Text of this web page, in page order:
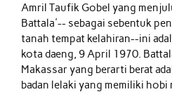
Amril Taufik Gobelyang
Battala'-- sebagai sebentuk
tanah tempat kelahiran--ini
kota daeng, 9 April 1970.
Makassar yang berarti berat
badan lelaki yang memiliki hobi